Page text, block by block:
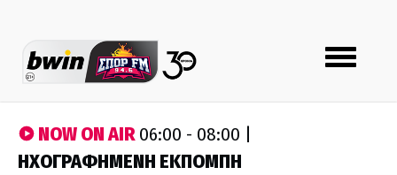
Toggle
navigation
NOW ON AIR06:00 - 08:00 |
ΗΧΟΓΡΑΦΗΜΕΝΗ ΕΚΠΟΜΠΗ